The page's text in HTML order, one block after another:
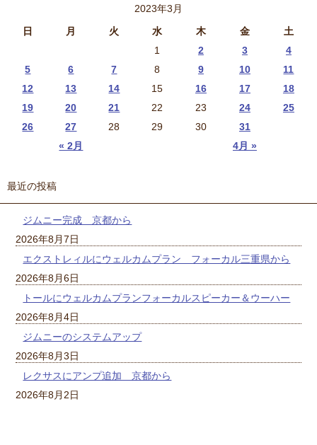
2023年3月
日
月 火 水 木 金 土
« 2月 4月 »
1 2 3
4
5
6 7 8 9 10
11
12
13 14 15 16 17
18
19
20 21 22 23 24
25
26
27 28 29 30 31
最近の投稿
ジムニー完成 京都から
2026年8月7日
エクストレィルにウェルカムプラン フォーカル三重県から
2026年8月6日
トールにウェルカムプランフォーカルスピーカー＆ウーハー
2026年8月4日
ジムニーのシステムアップ
2026年8月3日
レクサスにアンプ追加 京都から
2026年8月2日